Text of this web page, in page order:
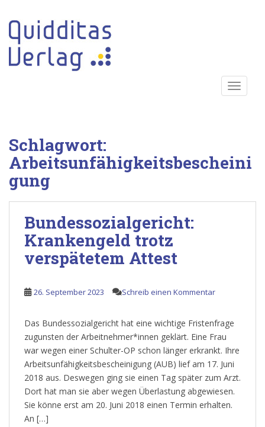
Schlagwort:
Arbeitsunfähigkeitsbescheini
gung
Bundessozialgericht:
Krankengeld trotz
verspätetem Attest
26. September 2023 Schreib einen Kommentar
Das Bundessozialgericht hat eine wichtige Fristenfrage
zugunsten der Arbeitnehmer*innen geklärt. Eine Frau
war wegen einer Schulter-OP schon länger erkrankt. Ihre
Arbeitsunfähigkeitsbescheinigung (AUB) lief am 17. Juni
2018 aus. Deswegen ging sie einen Tag später zum Arzt.
Dort hat man sie aber wegen Überlastung abgewiesen.
Sie könne erst am 20. Juni 2018 einen Termin erhalten.
An […]